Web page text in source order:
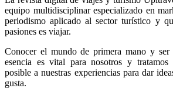
equipo multidisciplinar especializado en
periodismo aplicado al sector turístico y
pasiones es viajar.
Conocer el mundo de primera mano y ser
esencia es vital para nosotros y tratamos
posible a nuestras experiencias para dar
gusta.